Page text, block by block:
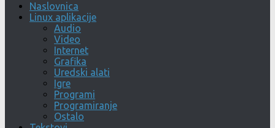
Naslovnica
Linux aplikacije
Audio
Video
Internet
Grafika
Uredski alati
Igre
Programi
Programiranje
Ostalo